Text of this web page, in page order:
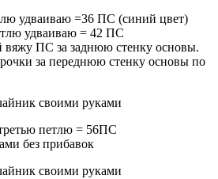
удваиваю =36 ПС (синий цвет)
удваиваю = 42 ПС
ПС за заднюю стенку основы.
за переднюю стенку основы по
петлю = 56ПС
без прибавок